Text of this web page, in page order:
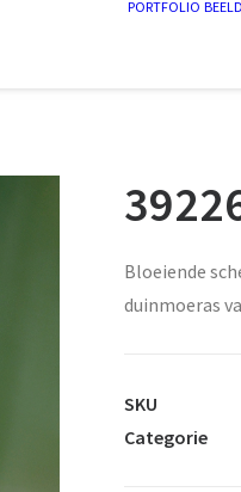
PORTFOLIO
Bloeiende
duinmoeras
SKU
Categorie